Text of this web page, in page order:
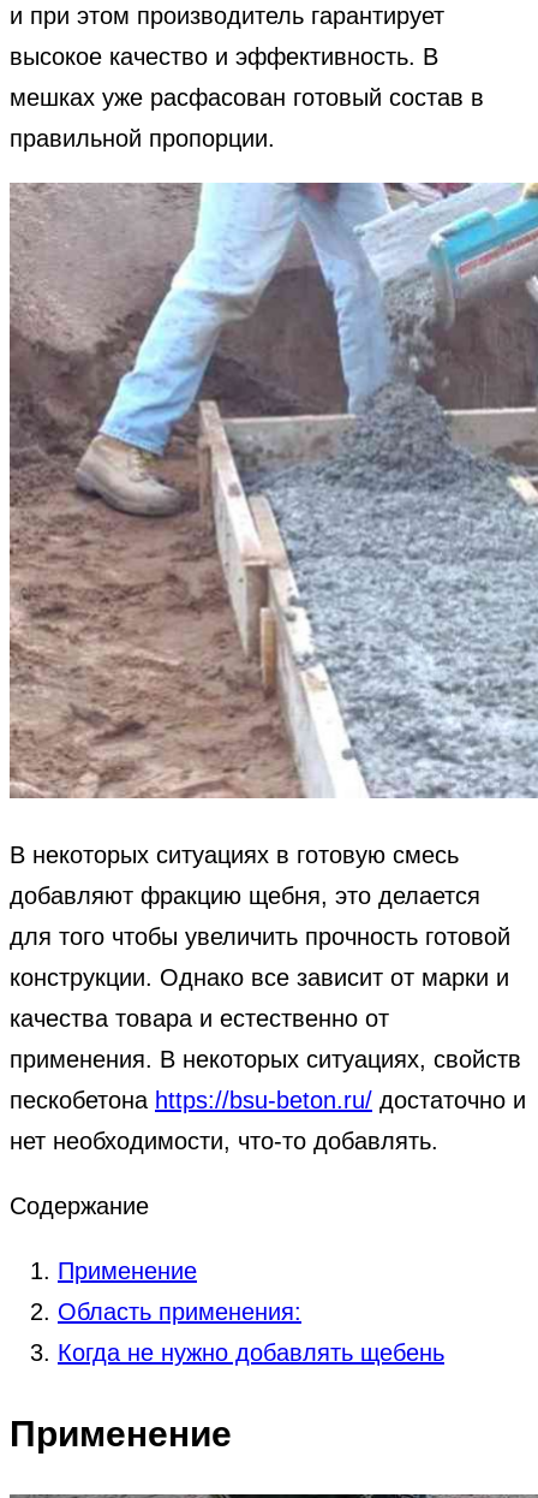
и при этом производитель гарантирует
высокое качество и эффективность. В
мешках уже расфасован готовый состав в
правильной пропорции.
В некоторых ситуациях в готовую смесь
добавляют фракцию щебня, это делается
для того чтобы увеличить прочность готовой
конструкции. Однако все зависит от марки и
качества товара и естественно от
применения. В некоторых ситуациях, свойств
пескобетона https://bsu-beton.ru/ достаточно и
нет необходимости, что-то добавлять.
Содержание
Применение
Область применения:
Когда не нужно добавлять щебень
Применение